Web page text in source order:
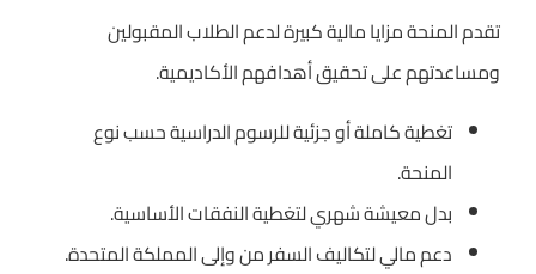
تقدم المنحة مزايا مالية كبيرة لدعم الطلاب المقبولين
ومساعدتهم على تحقيق أهدافهم الأكاديمية.
تغطية كاملة أو جزئية للرسوم الدراسية حسب نوع
المنحة.
بدل معيشة شهري لتغطية النفقات الأساسية.
دعم مالي لتكاليف السفر من وإلى المملكة المتحدة.